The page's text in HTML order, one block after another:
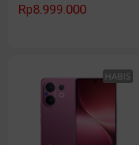
Rp8.999.000